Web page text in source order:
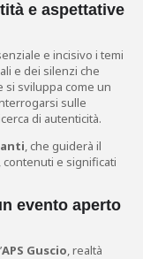
e aspettative
e incisivo i temi
e dei silenzi che
si sviluppa come un
sulle
di autenticità.
, che guiderà il
e significati
evento aperto
APS Guscio, realtà